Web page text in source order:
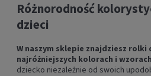
Różnorodność
dzieci
W naszym sklepie znajdziesz rolki
najróżniejszych kolorach i wzorach
dziecko niezależnie od swoich